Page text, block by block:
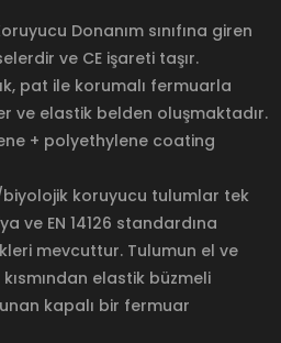
Donanım sınıfına giren
ve CE işareti taşır.
pat ile korumalı fermuarla
ve elastik belden oluşmaktadır.
+ polyethylene coating
biyolojik koruyucu tulumlar tek
ve EN 14126 standardına
mevcuttur. Tulumun el ve
elastik büzmeli
kapalı bir fermuar